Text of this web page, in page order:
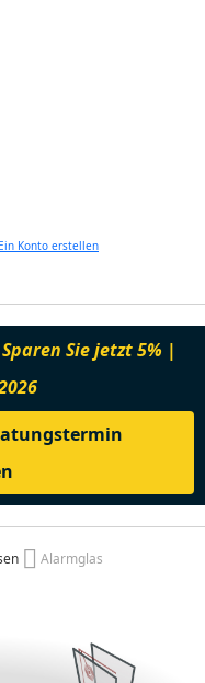
Ein Konto erstellen
Sie jetzt 5% |
Alarmglas